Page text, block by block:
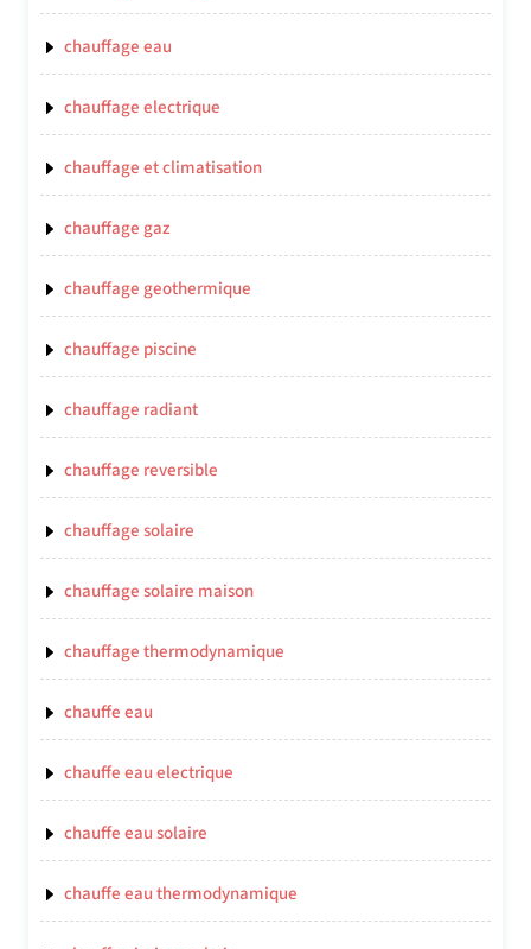
chauffage eau
chauffage electrique
chauffage et climatisation
chauffage gaz
chauffage geothermique
chauffage piscine
chauffage radiant
chauffage reversible
chauffage solaire
chauffage solaire maison
chauffage thermodynamique
chauffe eau
chauffe eau electrique
chauffe eau solaire
chauffe eau thermodynamique